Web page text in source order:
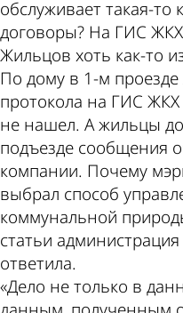
обслуживает такая-то
договоры? На ГИС
Жильцов хоть как-то
По дому в 1-м проезде
протокола на ГИС
не нашел. А жильцы
подъезде сообщения
компании. Почему
выбрал способ
коммунальной
статьи
ответила.
«Дело не только в